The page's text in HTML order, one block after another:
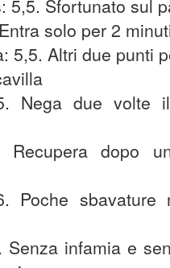
5,5. Sfortunato sul
solo per 2
5,5. Altri due punti
Nega due volte
Recupera dopo
Poche sbavature
Senza infamia e